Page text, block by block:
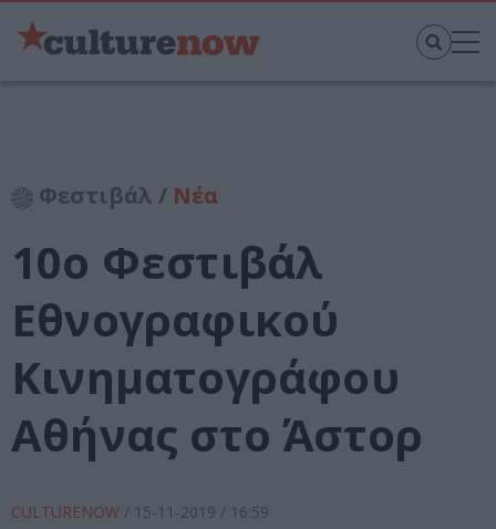
Φεστιβάλ / Νέα
10ο Φεστιβάλ
Εθνογραφικού
Κινηματογράφου
Αθήνας στο Άστορ
CULTURENOW / 15-11-2019 / 16:59